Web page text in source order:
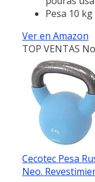
Pesa 10 kg
Ver en Amazon
TOP VENTAS
Cecotec Pesa
Neo.